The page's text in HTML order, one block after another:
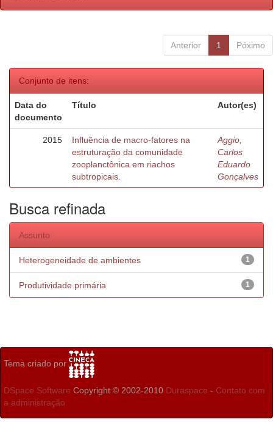
Anterior 1 Póximo
Conjunto de itens:
Data do
documento
Título Autor(es)
2015
Influência de macro-fatores na
estruturação da comunidade
zooplanctônica em riachos
subtropicais.
Aggio,
Carlos
Eduardo
Gonçalves
Busca refinada
Assunto
1
Heterogeneidade de ambientes
1
Produtividade primária
Tema criado por
DSpace Software Copyright © 2002-2010 Duraspace - Contato com
a administração